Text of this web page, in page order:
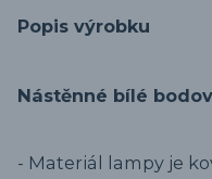
Popis výrobku
Nástěnné bílé
- Materiál lampy je